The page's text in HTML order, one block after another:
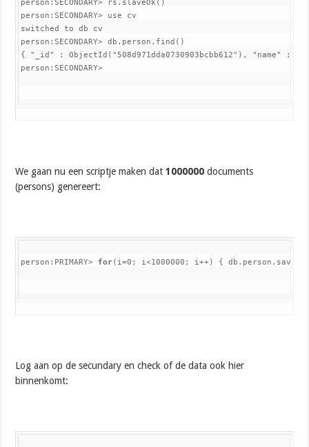
person:SECONDARY> rs.slaveOk()
person:SECONDARY> use cv
switched to db cv
person:SECONDARY> db.person.find()
{ "_id" : ObjectId("508d971dda0730903bcbb612"),
person:SECONDARY>
We gaan nu een scriptje maken dat1000000 documents
(persons) genereert:
person:PRIMARY> for(i=0; i<1000000; i++) {
Log aan op de secundary en check of de data ook hier
binnenkomt: